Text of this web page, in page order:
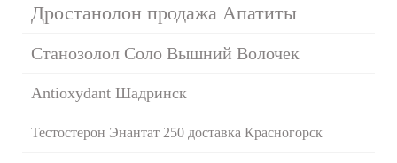
Дростанолон продажа Апатиты
Станозолол Соло Вышний Волочек
Antioxydant Шадринск
Тестостерон Энантат 250 доставка Красногорск